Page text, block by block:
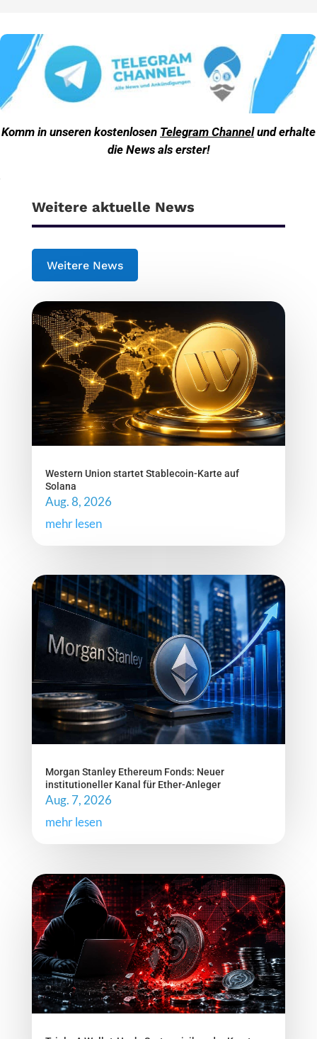
Komm in unseren kostenlosen Telegram Channelund erhalte
die News als erster!
Weitere aktuelle News
Weitere News
Western Union startet Stablecoin-Karte auf
Solana
Aug. 8, 2026
mehr lesen
Morgan Stanley Ethereum Fonds: Neuer
institutioneller Kanal für Ether-Anleger
Aug. 7, 2026
mehr lesen